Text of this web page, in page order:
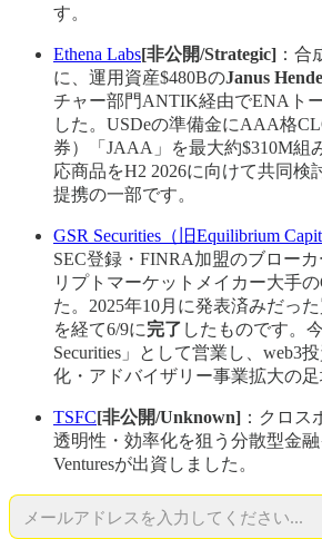
す。
Ethena Labs[非公開/Strategic] ：合
に、運用資産$480BのJanus
チャー部門ANTIK経由でENAト
した。USDeの準備金にAAA格
券）「JAAA」を最大約$310M組
応商品をH2 2026に向けて共同検
提携の一部です。
GSR Securities（旧Equilibrium
SEC登録・FINRA加盟のブロー
リプトマーケットメイカー大手
た。2025年10月に発表済みだっ
を経て6/9に完了 したものです。
Securities」として営業し、web3
化・アドバイザリー事業拡大の足
TSFC[非公開/Unknown] ：クロス
透明性・効率化を狙う分散型金
Venturesが出資しました。